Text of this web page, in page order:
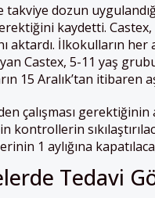
dozun
kaydetti.
aktardı. İlkokulların
Castex, 5-11 yaş
15 Aralık’tan itibaren
çalışması gerektiğinin
kontrollerin
1 aylığına
Tedavi